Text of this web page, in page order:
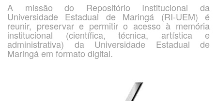
A missão do Repositório Institucional da
Universidade Estadual de Maringá (RI-UEM) é
reunir, preservar e permitir o acesso à memória
institucional (científica, técnica, artística e
administrativa) da Universidade Estadual de
Maringá em formato digital.